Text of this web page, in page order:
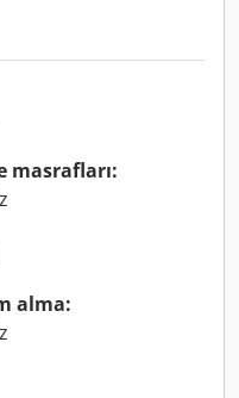
masrafları:
alma: